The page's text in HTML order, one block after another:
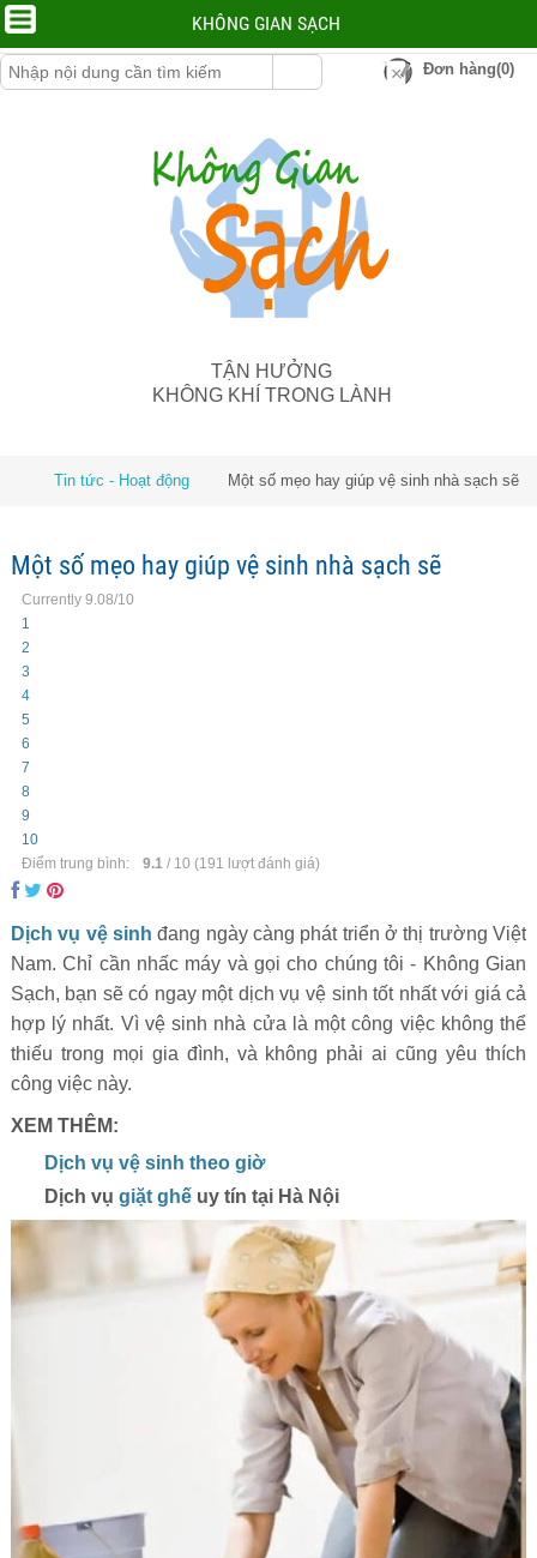
KHÔNG GIAN SẠCH
Đơn hàng(0)
TẬN HƯỞNG
KHÔNG KHÍ TRONG LÀNH
Tin tức - Hoạt động Một số mẹo hay giúp vệ sinh nhà sạch sẽ
Một số mẹo hay giúp vệ sinh nhà sạch sẽ
Currently 9.08/10
1
2
3
4
5
6
7
8
9
10
Điểm trung bình:
9.1/ 10 (191 lượt đánh giá)
Dịch vụ vệ sinh đang ngày càng phát triển ở thị trường Việt
Nam. Chỉ cần nhấc máy và gọi cho chúng tôi - Không Gian
Sạch, bạn sẽ có ngay một dịch vụ vệ sinh tốt nhất với giá cả
hợp lý nhất. Vì vệ sinh nhà cửa là một công việc không thể
thiếu trong mọi gia đình, và không phải ai cũng yêu thích
công việc này.
XEM THÊM:
Dịch vụ vệ sinh theo giờ
Dịch vụ giặt ghếuy tín tại Hà Nội